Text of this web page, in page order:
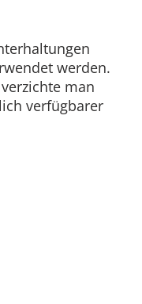
werden.
man
verfügbarer